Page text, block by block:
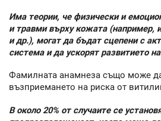
Има теории, че физически и
и травми върху кожата (например,
и др.), могат да бъдат сцепени с
система и да ускорят развитието
Фамилната анамнеза също може
възприемането на риска от
В около 20% от случаите се